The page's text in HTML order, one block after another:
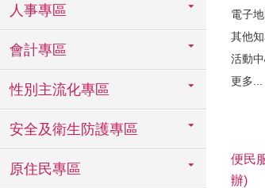
人事專區
會計專區
性別主流化專區
安全及衛生防護專區
原住民專區
電子
其他
活動
更多...
便民
辦)